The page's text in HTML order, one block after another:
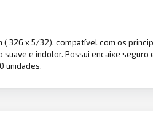
( 32G x 5/32), compatível com os
e indolor. Possui encaixe
unidades.